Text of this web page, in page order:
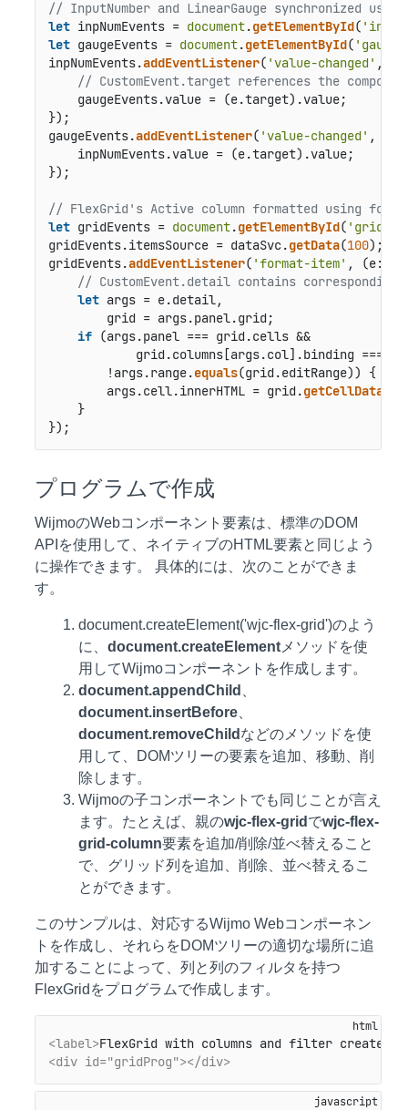
// InputNumber and LinearGauge synchronized using
let inpNumEvents = document.getElementById(
let gaugeEvents = document.getElementById(
inpNumEvents.addEventListener( 'value-changed' ,
// CustomEvent.target references the
    gaugeEvents.
value = (e.target).value;
});
gaugeEvents.addEventListener( 'value-changed' ,
    inpNumEvents.
value = (e.target).value;
});
// FlexGrid's Active column formatted using
let gridEvents = document.getElementById(
gridEvents.itemsSource = dataSvc.getData(100);
gridEvents.addEventListener( 'format-item' ,
(e:
// CustomEvent.detail contains corresponding
let args = e.detail,
        grid = args.
panel.grid;
if (args.panel === grid.cells &&
            grid.
columns[args.col].binding ===
        !args.
range.equals(grid.editRange)) {
        args.
cell.innerHTML = grid.getCellData
    }
});
プログラムで作成
WijmoのWebコンポーネント要素は、標準のDOM
APIを使用して、ネイティブのHTML要素と同じよう
に操作できます。 具体的には、次のことができま
す。
document.createElement('wjc-flex-grid')のよう
に、 document.createElement メソッドを使
用してWijmoコンポーネントを作成します。
document.appendChild
document.insertBefore
document.removeChild などのメソッドを使
用して、DOMツリーの要素を追加、移動、削
除します。
Wijmoの子コンポーネントでも同じことが言え
ます。たとえば、親のwjc-flex-grid でwjc-flex-
grid-column要素を追加/削除/並べ替えること
で、グリッド列を追加、削除、並べ替えるこ
とができます。
このサンプルは、対応するWijmo Webコンポーネン
トを作成し、それらをDOMツリーの適切な場所に追
加することによって、列と列のフィルタを持つ
FlexGridをプログラムで作成します。
<label>FlexGrid with columns and filter created
<div id="gridProg"></div>